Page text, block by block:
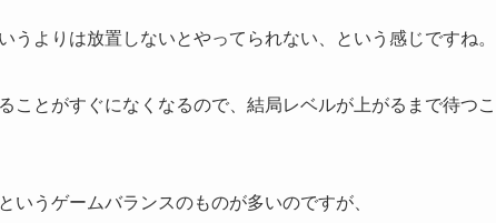
よりは放置しないとやってられない、という感じですね。
ことがすぐになくなるので、結局レベルが上がるまで待つこ
うゲームバランスのものが多いのですが、